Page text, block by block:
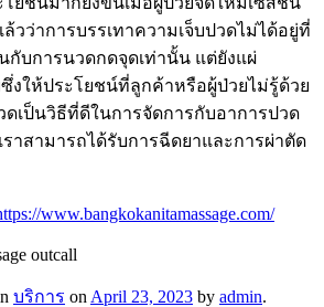
วว่าการบรรเทาความเจ็บปวดไม่ได้อยู่ที่
กับการนวดกดจุดเท่านั้น แต่ยังแผ่
งให้ประโยชน์ที่ลูกค้าหรือผู้ป่วยไม่รู้ด้วย
ดเป็นวิธีที่ดีในการจัดการกับอาการปวด
ราสามารถได้รับการฉีดยาและการผ่าตัด
www.bangkokanitamassage.com/
บริการ on April 23, 2023 by admin.